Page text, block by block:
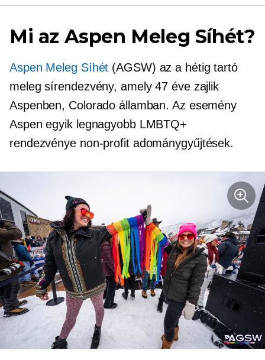
Mi az Aspen Meleg Síhét?
Aspen Meleg Síhét (AGSW) az a hétig tartó
meleg sírendezvény, amely 47 éve zajlik
Aspenben, Colorado államban. Az esemény
Aspen egyik legnagyobb LMBTQ+
rendezvénye non-profitadománygyűjtések.